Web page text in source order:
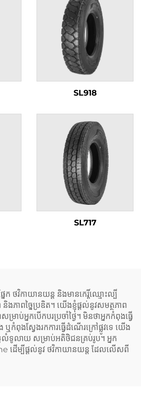
SL918
SL717
ក​ ថវិកាយានយន្ត និង​មាន​កេរ្តិ៍ឈ្មោះ​ល្បី
ាពច្នៃប្រឌិត។ យើងខ្ញុំផ្តល់នូវសមត្ថភាព
ម្រាប់អ្នកបើកបរប្រចាំថ្ងៃ។ មិនថាអ្នកកំពុងធ្វើ
ឬកំពុងស្វែងរកការធ្វើដំណើរក្រៅផ្លូវទេ យើង
ទូលាយ សម្រាប់អតិថិជនគ្រប់រូប។ អ្នក
ដើម្បីផ្តល់នូវ ថវិកាយានយន្ត ដែលលើសពី